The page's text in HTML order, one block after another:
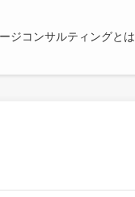
ジコンサルティングとは